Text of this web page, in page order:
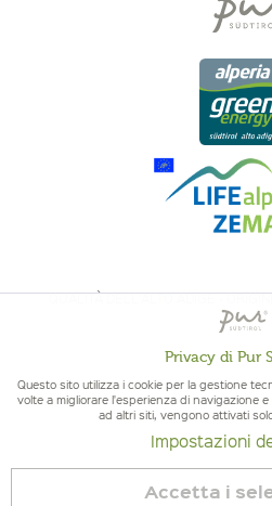
QUALITÀ DELL'ALTO ADIGE -
Revoca
Privacy di Pur
Questo sito utilizza i cookie per la gestione
volte a migliorare l'esperienza di navigazione
ad altri siti, vengono attivati
Impostazioni
Accetta i